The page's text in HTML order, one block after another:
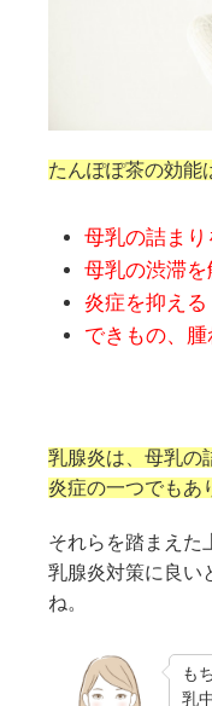
たんぽぽ茶の効能
母乳の詰まり
母乳の渋滞を
炎症を抑える
できもの、
乳腺炎は、母乳の
炎症の一つでもあ
それらを踏まえた
乳腺炎対策に良い
ね。
も
乳